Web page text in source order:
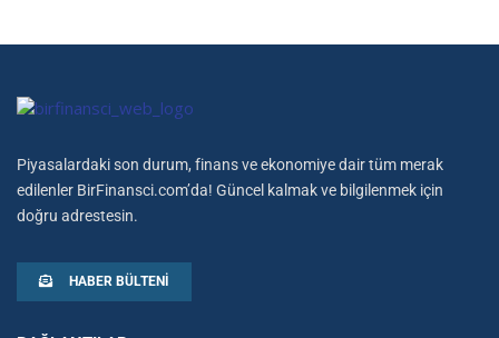
Piyasalardaki son durum, finans ve ekonomiye dair tüm merak
edilenler BirFinansci.com’da! Güncel kalmak ve bilgilenmek için
doğru adrestesin.
HABER BÜLTENI